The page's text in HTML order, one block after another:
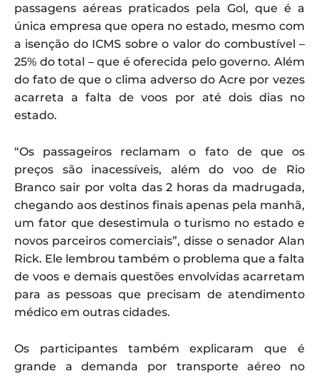
passagens aéreas praticados pela Gol, que é a
única empresa que opera no estado, mesmo com
a isenção do ICMS sobre o valor do combustível –
25% do total – que é oferecida pelo governo. Além
do fato de que o clima adverso do Acre por vezes
acarreta a falta de voos por até dois dias no
estado.
“Os passageiros reclamam o fato de que os
preços são inacessíveis, além do voo de Rio
Branco sair por volta das 2 horas da madrugada,
chegando aos destinos finais apenas pela manhã,
um fator que desestimula o turismo no estado e
novos parceiros comerciais”, disse o senador Alan
Rick. Ele lembrou também o problema que a falta
de voos e demais questões envolvidas acarretam
para as pessoas que precisam de atendimento
médico em outras cidades.
Os participantes também explicaram que é
grande a demanda por transporte aéreo no